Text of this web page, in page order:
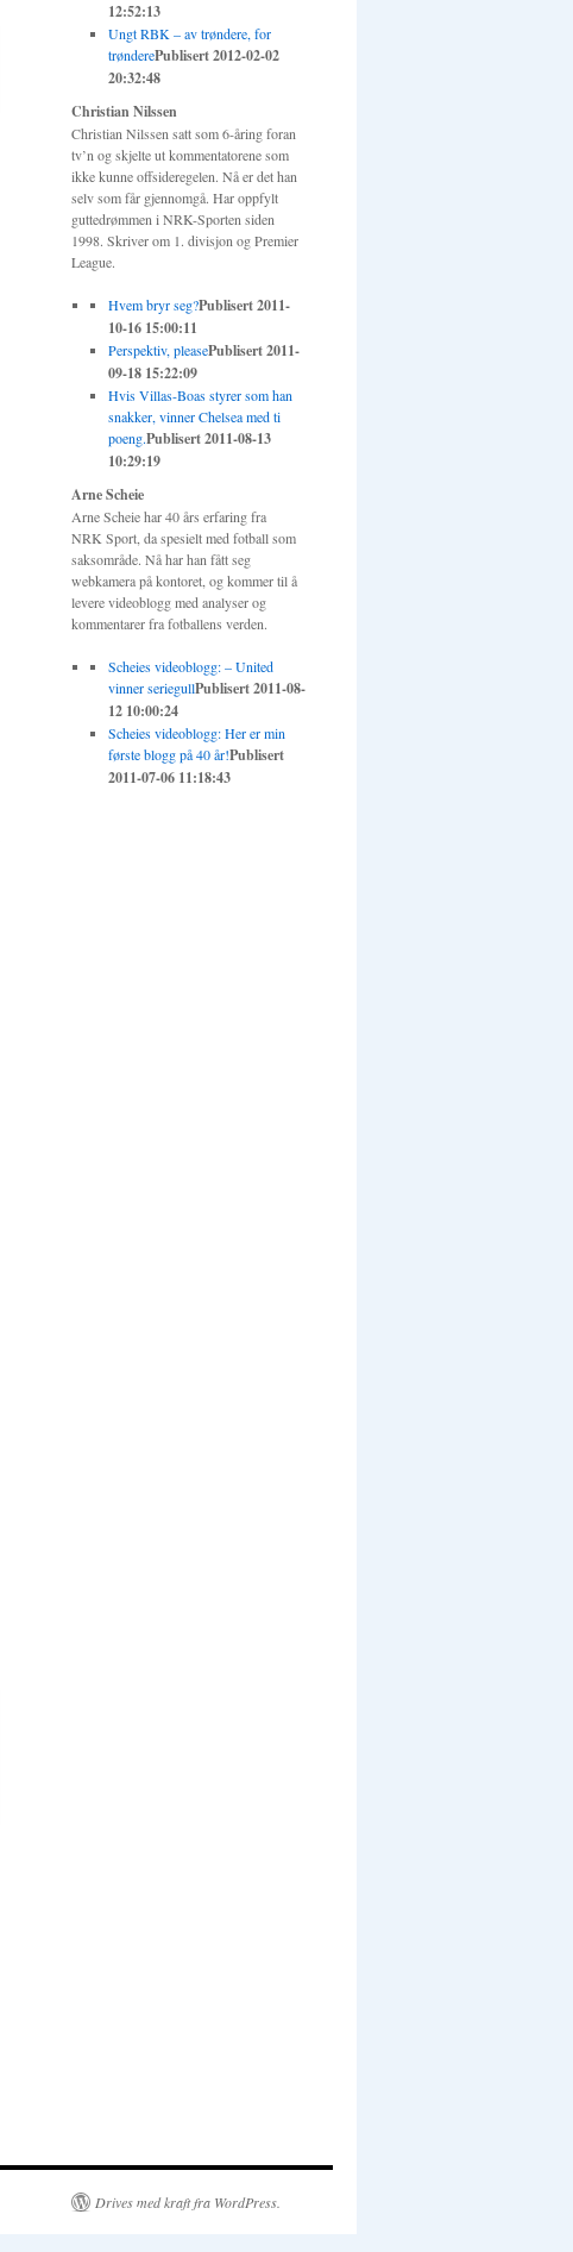
12:52:13
Ungt RBK – av trøndere, for
trønderePublisert 2012-02-02
20:32:48
Christian Nilssen
Christian Nilssen satt som 6-åring foran
tv’n og skjelte ut kommentatorene som
ikke kunne offsideregelen. Nå er det han
selv som får gjennomgå. Har oppfylt
guttedrømmen i NRK-Sporten siden
1998. Skriver om 1. divisjon og Premier
League.
Hvem bryr seg?Publisert 2011-
10-16 15:00:11
Perspektiv, pleasePublisert 2011-
09-18 15:22:09
Hvis Villas-Boas styrer som han
snakker, vinner Chelsea med ti
poeng.Publisert 2011-08-13
10:29:19
Arne Scheie
Arne Scheie har 40 års erfaring fra
NRK Sport, da spesielt med fotball som
saksområde. Nå har han fått seg
webkamera på kontoret, og kommer til å
levere videoblogg med analyser og
kommentarer fra fotballens verden.
Scheies videoblogg: – United
vinner seriegullPublisert 2011-08-
12 10:00:24
Scheies videoblogg: Her er min
første blogg på 40 år!Publisert
2011-07-06 11:18:43
Drives med kraft fra WordPress.